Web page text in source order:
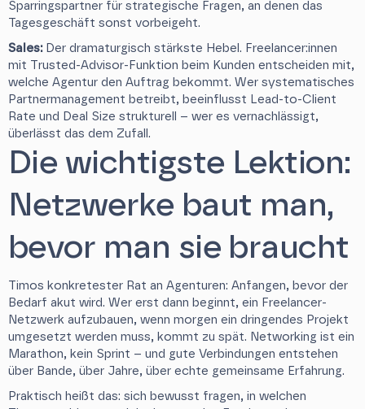
Sparringspartner für strategische Fragen, an denen das
Tagesgeschäft sonst vorbeigeht.
Sales:Der dramaturgisch stärkste Hebel. Freelancer:innen
mit Trusted-Advisor-Funktion beim Kunden entscheiden mit,
welche Agentur den Auftrag bekommt. Wer systematisches
Partnermanagement betreibt, beeinflusst Lead-to-Client
Rate und Deal Size strukturell – wer es vernachlässigt,
überlässt das dem Zufall.
Die wichtigste Lektion:
Netzwerke baut man,
bevor man sie braucht
Timos konkretester Rat an Agenturen: Anfangen, bevor der
Bedarf akut wird. Wer erst dann beginnt, ein Freelancer-
Netzwerk aufzubauen, wenn morgen ein dringendes Projekt
umgesetzt werden muss, kommt zu spät. Networking ist ein
Marathon, kein Sprint – und gute Verbindungen entstehen
über Bande, über Jahre, über echte gemeinsame Erfahrung.
Praktisch heißt das: sich bewusst fragen, in welchen